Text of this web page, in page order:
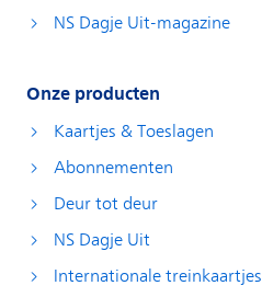
NS Dagje Uit-magazine
Onze producten
Kaartjes & Toeslagen
Abonnementen
Deur tot deur
NS Dagje Uit
Internationale treinkaartjes